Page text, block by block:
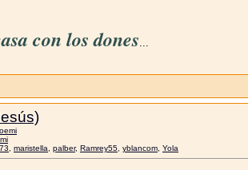
con los dones...
, maristella, palber, Ramrey55, yblancom, Yola